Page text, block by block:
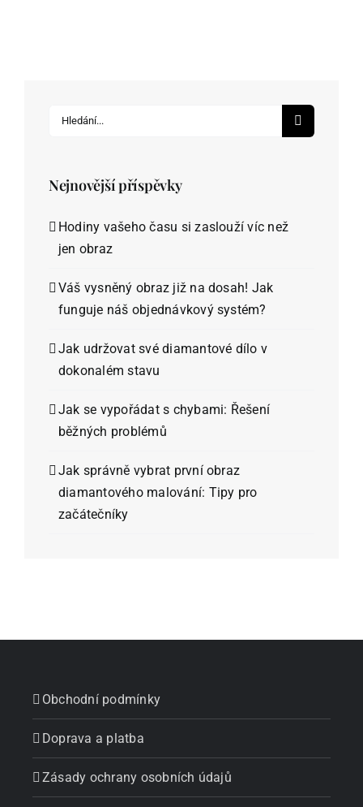
Hledat:
Nejnovější příspěvky
Hodiny vašeho času si zaslouží víc než
jen obraz
Váš vysněný obraz již na dosah! Jak
funguje náš objednávkový systém?
Jak udržovat své diamantové dílo v
dokonalém stavu
Jak se vypořádat s chybami: Řešení
běžných problémů
Jak správně vybrat první obraz
diamantového malování: Tipy pro
začátečníky
Obchodní podmínky
Doprava a platba
Zásady ochrany osobních údajů